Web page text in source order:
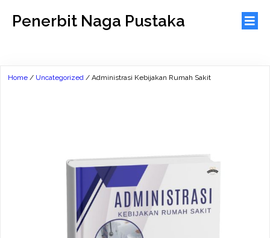
Penerbit Naga Pustaka
Home / Uncategorized / Administrasi Kebijakan Rumah Sakit